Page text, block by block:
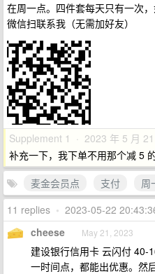
在周一点。四件套每天只有一次
微信扫联系我（无需加好友）
Supplement 1 · 2023 年 5 月
补充一下，我下单不用那个减 5
麦金会员点
支付 周
11 replies • 2023-05-22
cheese May 21, 2023
建设银行信用卡 云闪付 40-
一时间点，都能出优惠。然